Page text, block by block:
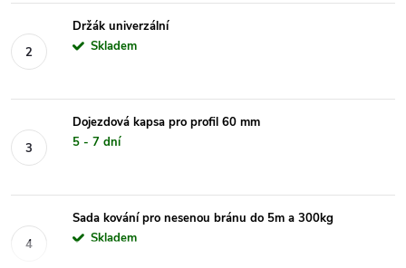
Držák univerzální
Skladem
Dojezdová kapsa pro profil 60 mm
5 - 7 dní
Sada kování pro nesenou bránu do 5m a 300kg
Skladem